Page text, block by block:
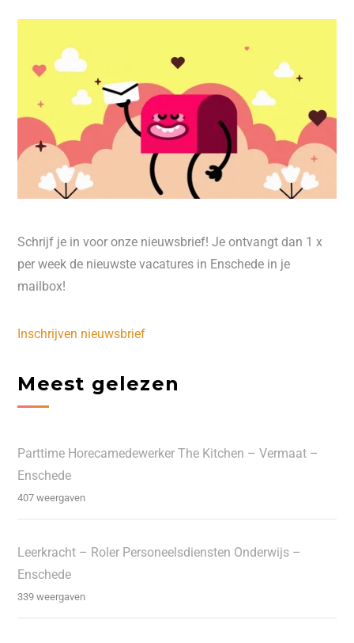
Schrijf je in voor onze nieuwsbrief! Je ontvangt dan 1 x
per week de nieuwste vacatures in Enschede in je
mailbox!
Inschrijven nieuwsbrief
Meest gelezen
Parttime Horecamedewerker The Kitchen – Vermaat –
Enschede
407 weergaven
Leerkracht – Roler Personeelsdiensten Onderwijs –
Enschede
339 weergaven